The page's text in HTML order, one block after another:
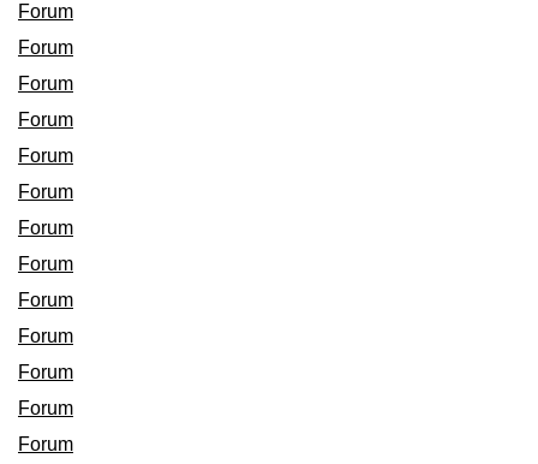
Forum
Forum
Forum
Forum
Forum
Forum
Forum
Forum
Forum
Forum
Forum
Forum
Forum